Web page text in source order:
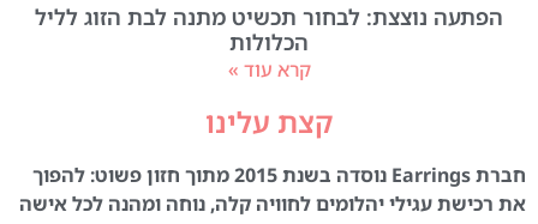
הפתעה נוצצת: לבחור תכשיט מתנה לבת הזוג לליל
הכלולות
קרא עוד »
קצת עלינו
חברת Earrings נוסדה בשנת 2015 מתוך חזון פשוט: להפוך
את רכישת עגילי יהלומים לחוויה קלה, נוחה ומהנה לכל אישה